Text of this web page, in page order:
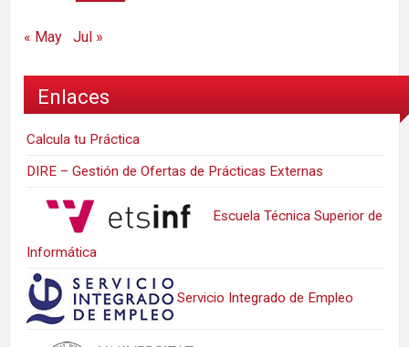
« May Jul »
Enlaces
Calcula tu Práctica
DIRE – Gestión de Ofertas de Prácticas Externas
Escuela Técnica Superior de
Informática
Servicio Integrado de Empleo